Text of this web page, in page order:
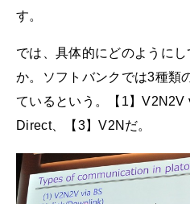
す。
では、具体的にどのように
か。ソフトバンクでは3種類
ているという。【1】
Direct、【3】V2Nだ。